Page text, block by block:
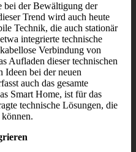
bei der Bewältigung der
Trend wird auch heute
Technik, die auch stationär
integrierte technische
Verbindung von
Aufladen dieser technischen
Ideen bei der neuen
auch das gesamte
Smart Home, ist für das
technische Lösungen, die